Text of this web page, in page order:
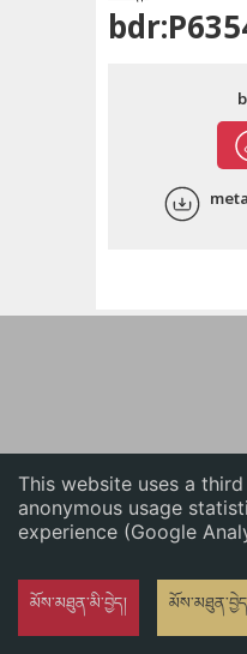
This website uses a
anonymous usage
experience (Google
མོས་མཐུན་མི་བྱེད།